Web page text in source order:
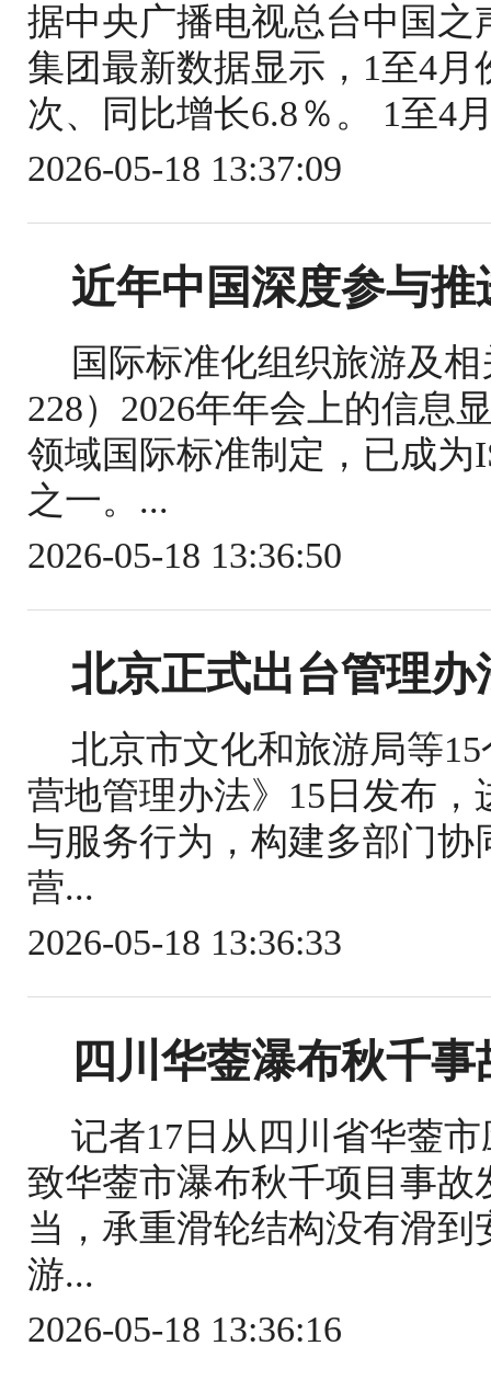
据中央广播电视总台中国
集团最新数据显示，1至4月
次、同比增长6.8％。 1至4
2026-05-18 13:37:09
近年中国深度参与
国际标准化组织旅游及
228）2026年年会上的信息
领域国际标准制定，已成为
之一。...
2026-05-18 13:36:50
北京正式出台管理
北京市文化和旅游局等
营地管理办法》15日发布
与服务行为，构建多部门
营...
2026-05-18 13:36:33
四川华蓥瀑布秋千
记者17日从四川省华蓥
致华蓥市瀑布秋千项目事
当，承重滑轮结构没有滑
游...
2026-05-18 13:36:16